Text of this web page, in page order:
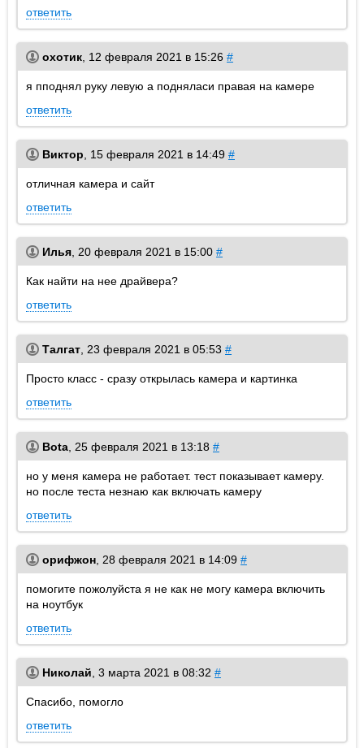
ответить
охотик 12 февраля 2021 в 15:26 #
я пподнял руку левую а подняласи правая на камере
ответить
Виктор 15 февраля 2021 в 14:49 #
отличная камера и сайт
ответить
Илья 20 февраля 2021 в 15:00 #
Как найти на нее драйвера?
ответить
Талгат 23 февраля 2021 в 05:53 #
Просто класс - сразу открылась камера и картинка
ответить
Bota 25 февраля 2021 в 13:18 #
но у меня камера не работает. тест показывает камеру.
но после теста незнаю как включать камеру
ответить
орифжон 28 февраля 2021 в 14:09 #
помогите пожолуйста я не как не могу камера включить
на ноутбук
ответить
Николай 3 марта 2021 в 08:32 #
Спасибо, помогло
ответить